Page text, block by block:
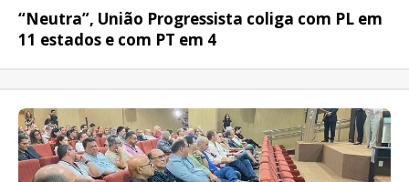
“Neutra”, União Progressista coliga com PL em
11 estados e com PT em 4